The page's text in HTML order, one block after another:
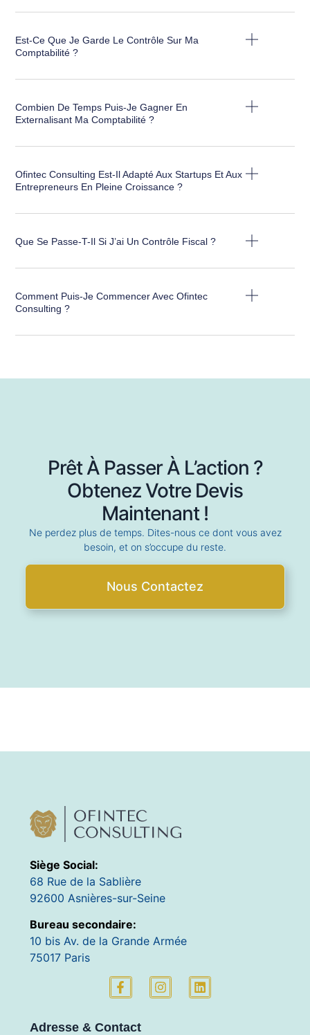
Est-Ce Que Je Garde Le Contrôle Sur Ma
Comptabilité ?
Combien De Temps Puis-Je Gagner En
Externalisant Ma Comptabilité ?
Ofintec Consulting Est-Il Adapté Aux Startups Et Aux
Entrepreneurs En Pleine Croissance ?
Que Se Passe-T-Il Si J’ai Un Contrôle Fiscal ?
Comment Puis-Je Commencer Avec Ofintec
Consulting ?
Prêt À Passer À L’action ?
Obtenez Votre Devis
Maintenant !
Ne perdez plus de temps. Dites-nous ce dont vous avez
besoin, et on s’occupe du reste.
Nous Contactez
Siège Social:
68 Rue de la Sablière
92600 Asnières-sur-Seine
Bureau secondaire:
10 bis Av. de la Grande Armée
75017 Paris
Adresse & Contact